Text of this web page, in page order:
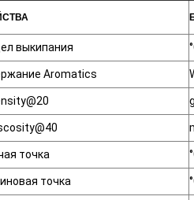
выкипания
Aromatics
точка
точка